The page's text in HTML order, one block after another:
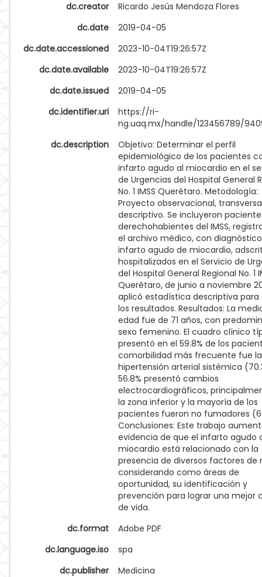
dc.creator
Ricardo Jesús Mendoza Flores
dc.date
2019-04-05
dc.date.accessioned
2023-10-04T19:26:57Z
dc.date.available
2023-10-04T19:26:57Z
dc.date.issued
2019-04-05
dc.identifier.uri
https://ri-
ng.uaq.mx/handle/123456789/
dc.description
Objetivo: Determinar el perfil
epidemiológico de los pacientes
infarto agudo al miocardio en el
de Urgencias del Hospital General
No. 1 IMSS Querétaro. Metodología:
Proyecto observacional,
descriptivo. Se incluyeron
derechohabientes del IMSS,
el archivo médico, con
infarto agudo de miocardio,
hospitalizados en el Servicio de
del Hospital General Regional No. 1
Querétaro, de junio a noviembre
aplicó estadística descriptiva para
los resultados. Resultados: La
edad fue de 71 años, con
sexo femenino. El cuadro clínico
presentó en el 59.8% de los
comorbilidad más frecuente fue la
hipertensión arterial sistémica
56.8% presentó cambios
electrocardiográficos,
la zona inferior y la mayoría de los
pacientes fueron no fumadores
Conclusiones: Este trabajo
evidencia de que el infarto agudo
miocardio está relacionado con la
presencia de diversos factores de
considerando como áreas de
oportunidad, su identificación y
prevención para lograr una mejor
de vida.
dc.format
Adobe PDF
dc.language.iso
spa
dc.publisher
Medicina